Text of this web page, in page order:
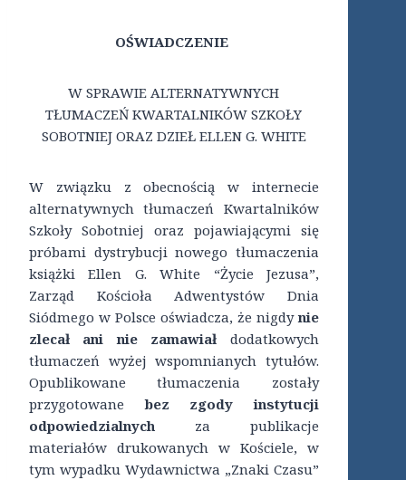
OŚWIADCZENIE
W SPRAWIE ALTERNATYWNYCH
TŁUMACZEŃ KWARTALNIKÓW SZKOŁY
SOBOTNIEJ ORAZ DZIEŁ ELLEN G. WHITE
W związku z obecnością w internecie
alternatywnych tłumaczeń Kwartalników
Szkoły Sobotniej oraz pojawiającymi się
próbami dystrybucji nowego tłumaczenia
książki Ellen G. White “Życie Jezusa”,
Zarząd Kościoła Adwentystów Dnia
Siódmego w Polsce oświadcza, że nigdynie
zlecał ani nie zamawiał dodatkowych
tłumaczeń wyżej wspomnianych tytułów.
Opublikowane tłumaczenia zostały
przygotowanebez zgody instytucji
odpowiedzialnych za publikacje
materiałów drukowanych w Kościele, w
tym wypadku Wydawnictwa „Znaki Czasu”